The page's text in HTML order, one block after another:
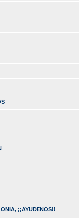
¡¡AYUDENOS!!